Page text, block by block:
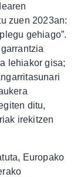
zuen 2023an:
gehiago”.
lehiakor gisa;
ditu,
irekitzen
Europako